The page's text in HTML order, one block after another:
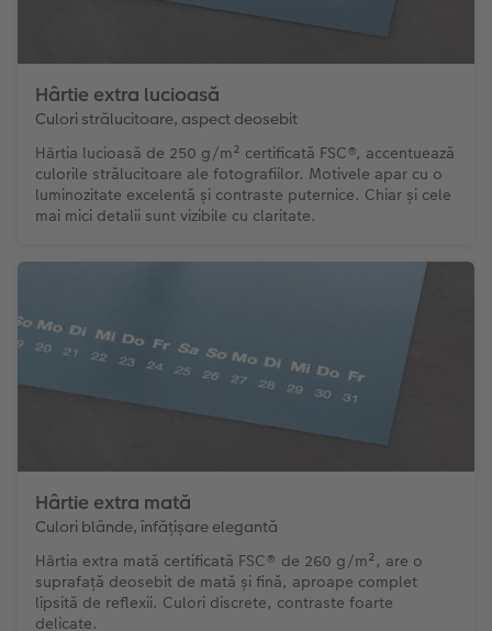
Hârtie extra lucioasă
Culori strălucitoare, aspect deosebit
Hârtia lucioasă de 250 g/m² certificată FSC®, accentuează
culorile strălucitoare ale fotografiilor. Motivele apar cu o
luminozitate excelentă și contraste puternice. Chiar și cele
mai mici detalii sunt vizibile cu claritate.
Hârtie extra mată
Culori blânde, înfățișare elegantă
Hârtia extra mată certificată FSC® de 260 g/m², are o
suprafață deosebit de mată și fină, aproape complet
lipsită de reflexii. Culori discrete, contraste foarte
delicate.